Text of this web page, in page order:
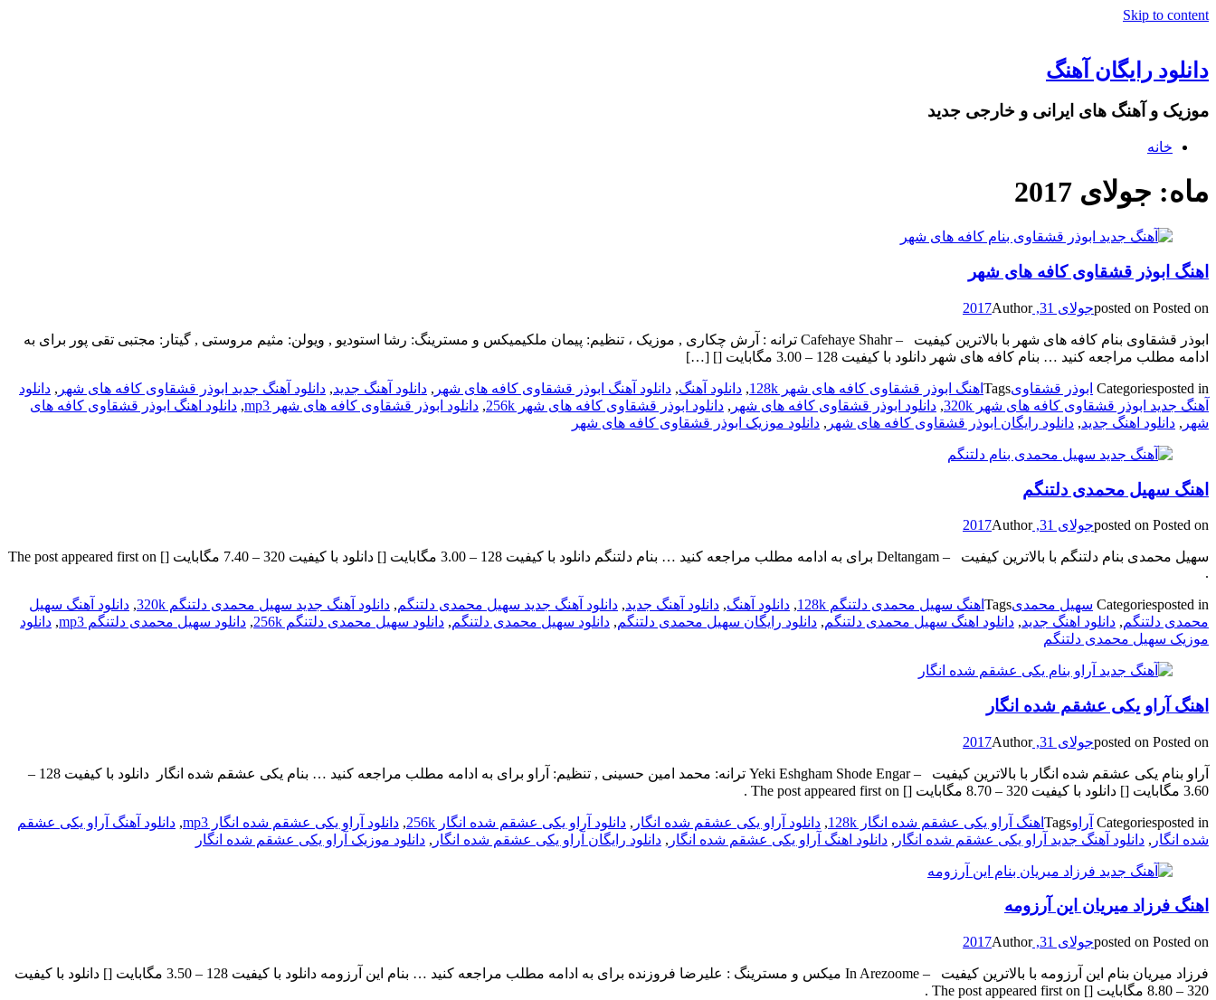
Skip to content
دانلود رایگان آهنگ
موزیک و آهنگ های ایرانی و خارجی جدید
خانه
ماه: جولای 2017
اهنگ ابوذر قشقاوی کافه های شهر
posted on Posted on جولای 31, 2017 Author
ابوذر قشقاوی بنام کافه های شهر با بالاترین کیفیت – Cafehaye Shahr ترانه : آرش چکاری , موزیک ، تنظیم: پیمان ملکیمیکس و مسترینگ: رشا استودیو , ویولن: مثیم مروستی , گیتار: مجتبی تقی پور برای به
ادامه مطلب مراجعه کنید … بنام کافه های شهر دانلود با کیفیت 128 – 3.00 مگابایت [] […]
Categoriesposted in ابوذر قشقاویTags اهنگ ابوذر قشقاوی کافه های شهر 128k , دانلود آهنگ, دانلود آهنگ ابوذر قشقاوی کافه های شهر , دانلود آهنگ جدید, دانلود آهنگ جدید ابوذر قشقاوی کافه های شهر , دانلود
آهنگ جدید ابوذر قشقاوی کافه های شهر 320k
, دانلود ابوذر قشقاوی کافه های شهر , دانلود ابوذر قشقاوی کافه های شهر 256k , دانلود ابوذر قشقاوی کافه های شهر mp3 , دانلود اهنگ ابوذر قشقاوی کافه های
شهر , دانلود اهنگ جدید, دانلود رایگان ابوذر قشقاوی کافه های شهر , دانلود موزیک ابوذر قشقاوی کافه های شهر
اهنگ سهیل محمدی دلتنگم
posted on Posted on جولای 31, 2017 Author
سهیل محمدی بنام دلتنگم با بالاترین کیفیت – Deltangam برای به ادامه مطلب مراجعه کنید … بنام دلتنگم دانلود با کیفیت 128 – 3.00 مگابایت [] دانلود با کیفیت 320 – 7.40 مگابایت [] The post appeared first on
.
Categoriesposted in سهیل محمدیTags اهنگ سهیل محمدی دلتنگم 128k , دانلود آهنگ, دانلود آهنگ جدید, دانلود آهنگ جدید سهیل محمدی دلتنگم, دانلود آهنگ جدید سهیل محمدی دلتنگم 320k , دانلود آهنگ سهیل
محمدی دلتنگم, دانلود اهنگ جدید, دانلود اهنگ سهیل محمدی دلتنگم, دانلود رایگان سهیل محمدی دلتنگم, دانلود سهیل محمدی دلتنگم, دانلود سهیل محمدی دلتنگم 256k , دانلود سهیل محمدی دلتنگم mp3 , دانلود
موزیک سهیل محمدی دلتنگم
اهنگ آراو یکی عشقم شده انگار
posted on Posted on جولای 31, 2017 Author
آراو بنام یکی عشقم شده انگار با بالاترین کیفیت – Yeki Eshgham Shode Engar ترانه: محمد امین حسینی , تنظیم: آراو برای به ادامه مطلب مراجعه کنید … بنام یکی عشقم شده انگار دانلود با کیفیت 128 –
3.60 مگابایت [] دانلود با کیفیت 320 – 8.70 مگابایت [] The post appeared first on .
Categoriesposted in آراوTags اهنگ آراو یکی عشقم شده انگار 128k , دانلود آراو یکی عشقم شده انگار , دانلود آراو یکی عشقم شده انگار 256k , دانلود آراو یکی عشقم شده انگار mp3 , دانلود آهنگ آراو یکی عشقم
شده انگار , دانلود آهنگ جدید آراو یکی عشقم شده انگار , دانلود اهنگ آراو یکی عشقم شده انگار , دانلود رایگان آراو یکی عشقم شده انگار , دانلود موزیک آراو یکی عشقم شده انگار
اهنگ فرزاد میریان این آرزومه
posted on Posted on جولای 31, 2017 Author
فرزاد میریان بنام این آرزومه با بالاترین کیفیت – In Arezoome میکس و مسترینگ : علیرضا فروزنده برای به ادامه مطلب مراجعه کنید … بنام این آرزومه دانلود با کیفیت 128 – 3.50 مگابایت [] دانلود با کیفیت
320 – 8.80 مگابایت [] The post appeared first on .